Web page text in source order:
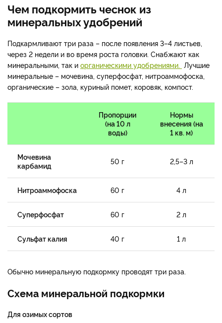
Чем подкормить чеснок из
минеральных удобрений
Подкармливают три раза – после появления 3–4 листьев,
через 2 недели и во время роста головки. Снабжают как
минеральными, так и органическими удобрениями.
Лучшие
минеральные – мочевина, суперфосфат, нитроаммофоска,
органические – зола, куриный помет, коровяк, компост.
Пропорции
(на 10 л
воды)
Нормы
внесения (на
1 кв. м)
Мочевина
карбамид
50 г 2,5–3 л
Нитроаммофоска 60 г 4 л
Суперфосфат 60 г 2 л
Сульфат калия 40 г 1 л
Обычно минеральную подкормку проводят три раза.
Схема минеральной подкормки
Для озимых сортов